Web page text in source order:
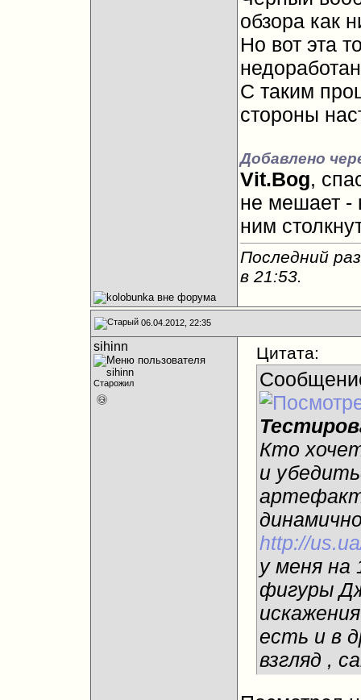
обзора как
Но вот эта
С таким
стороны
Добавлено
Vit.Bog,
не мешает -
ним
Последний
в 21:53.
06.04.2012, 22:35
sihinn
Старожил
Цитата:
Кто
и
http://
у меня на
фигуры
есть и в
взгляд ,